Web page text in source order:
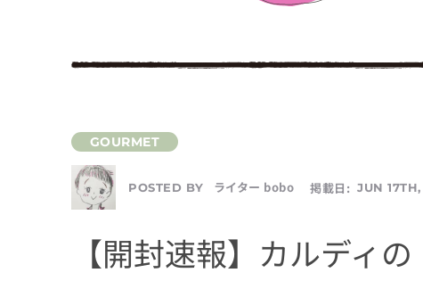
POSTED BY ライター bobo 掲載日: JUN
【開封速報】カルディ